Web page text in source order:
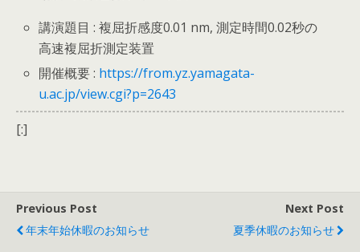
講演題目 : 複屈折感度0.01 nm, 測定時間0.02秒の
高速複屈折測定装置
開催概要 : https://from.yz.yamagata-
u.ac.jp/view.cgi?p=2643
[:]
Previous Post
年末年始休暇のお知らせ
Next Post
夏季休暇のお知らせ